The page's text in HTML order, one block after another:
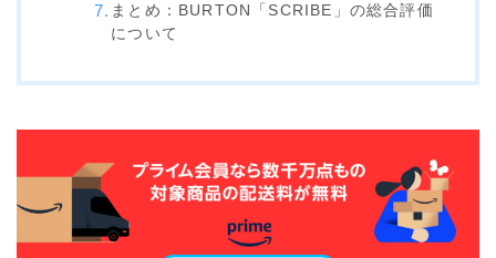
AA HARDWEAR
ANTHEM
BURTON
DC Shoes
estivo
OAKLEY
QUICKSILVER
まとめ：BURTON「SCRIBE」の総合評価
について